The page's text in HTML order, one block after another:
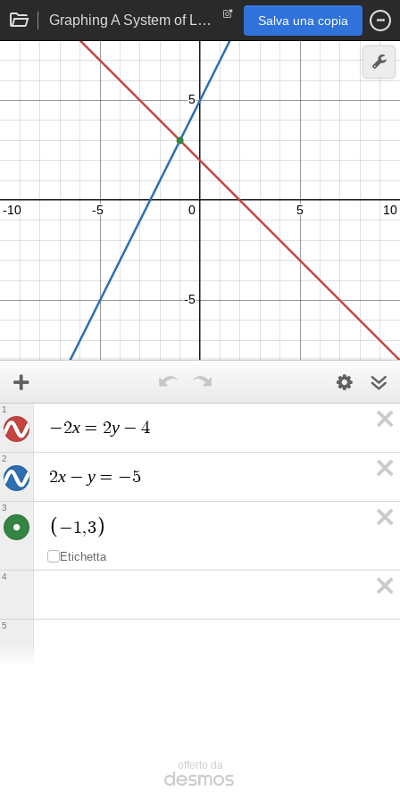
Graphing A System of Linear Equations Salva una copia
−2x = 2y − 4
1
2x − y = −5
2
−1,3
Etichetta
3
4
5
offerto da